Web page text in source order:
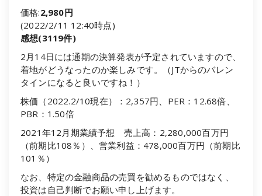
価格:2,980円
(2022/2/11 12:40時点)
感想(3119件)
2月14日には通期の決算発表が予定されていますので、
着地がどうなったのか楽しみです。（JTからのバレン
タインになると良いですね！）
株価（2022.2/10現在）：2,357円、PER：12.68倍、
PBR：1.50倍
2021年12月期業績予想 売上高：2,280,000百万円
（前期比108％）、営業利益：478,000百万円（前期比
101％）
なお、特定の金融商品の売買を勧めるものではなく、
投資は自己判断でお願い申し上げます。